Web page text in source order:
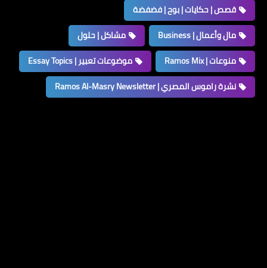
قصص | حكايات | بوح | فضفضة
مال وأعمال | Business
مشاكل | حلول
منوعات | Ramos Mix
موضوعات تعبير | Essay Topics
نشرة راموس المصري | Ramos Al-Masry Newsletter